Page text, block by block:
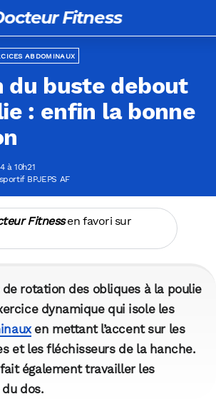
Fitness
ABDOMINAUX
du buste debout
: enfin la bonne
à 10h21
BPJEPS AF
Fitnessen favori sur
de rotation des obliques à la poulie
dynamique qui isole les
en mettant l’accent sur les
et les fléchisseurs de la hanche.
également travailler les
dos.